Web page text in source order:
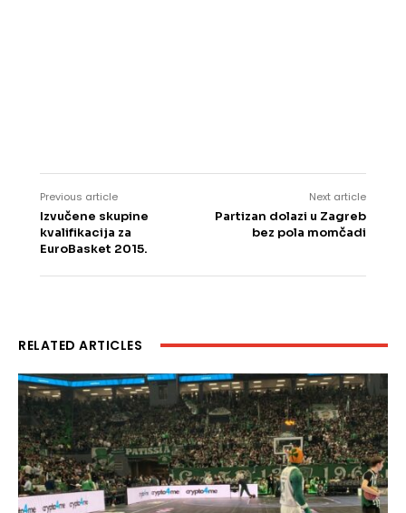
Previous article
Izvučene skupine
kvalifikacija za
EuroBasket 2015.
Next article
Partizan dolazi u Zagreb
bez pola momčadi
RELATED ARTICLES